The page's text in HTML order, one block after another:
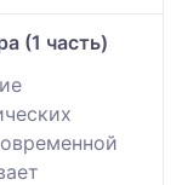
(1 часть)